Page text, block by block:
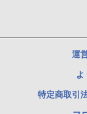
運
よ
特定商取引